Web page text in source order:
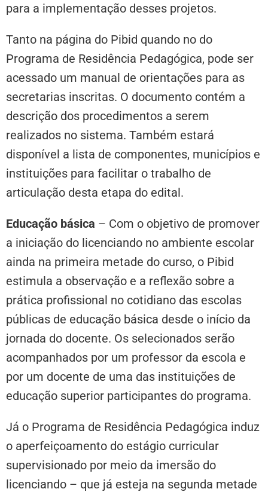
para a implementação desses projetos.
Tanto na página do Pibid quando no do
Programa de Residência Pedagógica, pode ser
acessado um manual de orientações para as
secretarias inscritas. O documento contém a
descrição dos procedimentos a serem
realizados no sistema. Também estará
disponível a lista de componentes, municípios e
instituições para facilitar o trabalho de
articulação desta etapa do edital.
Educação básica – Com o objetivo de promover
a iniciação do licenciando no ambiente escolar
ainda na primeira metade do curso, o Pibid
estimula a observação e a reflexão sobre a
prática profissional no cotidiano das escolas
públicas de educação básica desde o início da
jornada do docente. Os selecionados serão
acompanhados por um professor da escola e
por um docente de uma das instituições de
educação superior participantes do programa.
Já o Programa de Residência Pedagógica induz
o aperfeiçoamento do estágio curricular
supervisionado por meio da imersão do
licenciando – que já esteja na segunda metade